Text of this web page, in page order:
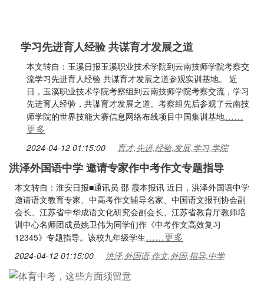
学习先进育人经验 共谋育才发展之道
本文转自：玉溪日报玉溪职业技术学院到云南技师学院考察交
流学习先进育人经验 共谋育才发展之道参观实训基地。 近
日，玉溪职业技术学院考察组到云南技师学院考察交流，学习
先进育人经验，共谋育才发展之道。考察组先后参观了云南技
师学院的世界技能大赛信息网络布线项目中国集训基地……
更多
2024-04-12 01:15:00 育才,先进,经验,发展,学习,学院
洪泽外国语中学 邀请专家作中考作文专题指导
本文转自：淮安日报■通讯员 邵 霞本报讯 近日，洪泽外国语中学
邀请语文教育专家、中高考作文辅导名家、中国语文报刊协会副
会长、江苏省中华成语文化研究会副会长、江苏省教育厅教师培
训中心名师团成员姚卫伟为同学们作《中考作文高效复习
12345》专题指导。该校九年级学生……更多
2024-04-12 01:15:00 洪泽,外国语,作文,外国,指导,中学